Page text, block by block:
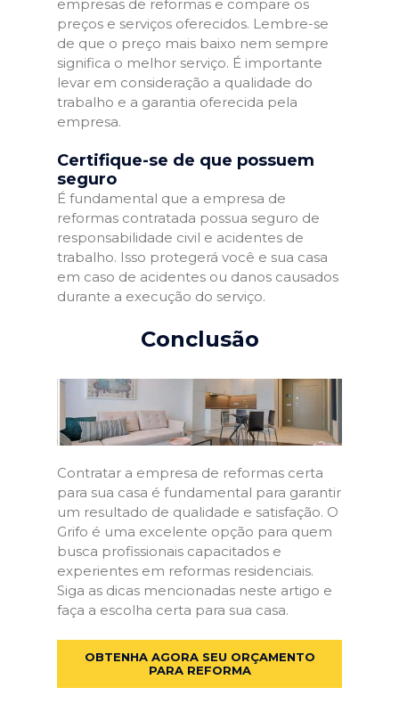
empresas de reformas e compare os
preços e serviços oferecidos. Lembre-se
de que o preço mais baixo nem sempre
significa o melhor serviço. É importante
levar em consideração a qualidade do
trabalho e a garantia oferecida pela
empresa.
Certifique-se de que possuem
seguro
É fundamental que a empresa de
reformas contratada possua seguro de
responsabilidade civil e acidentes de
trabalho. Isso protegerá você e sua casa
em caso de acidentes ou danos causados
durante a execução do serviço.
Conclusão
Contratar a empresa de reformas certa
para sua casa é fundamental para garantir
um resultado de qualidade e satisfação. O
Grifo é uma excelente opção para quem
busca profissionais capacitados e
experientes em reformas residenciais.
Siga as dicas mencionadas neste artigo e
faça a escolha certa para sua casa.
OBTENHA AGORA SEU ORÇAMENTO
PARA REFORMA